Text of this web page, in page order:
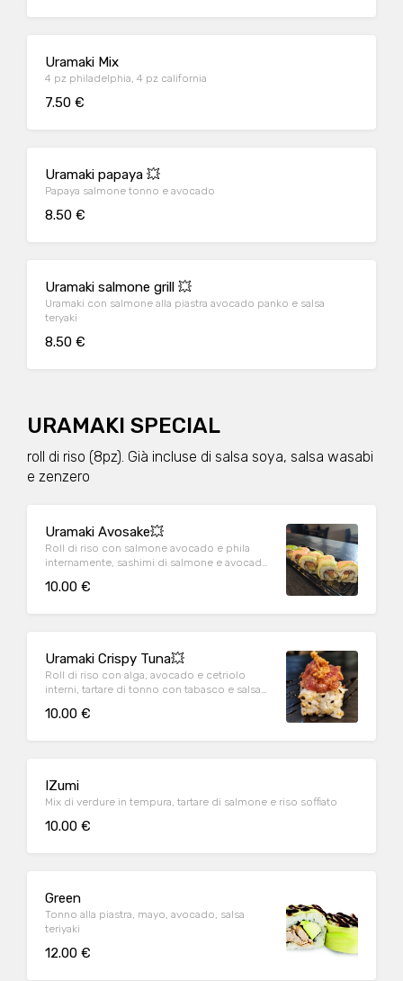
Uramaki Mix
4 pz philadelphia, 4 pz california
7.50 €
Uramaki papaya 💥
Papaya salmone tonno e avocado
8.50 €
Uramaki salmone grill 💥
Uramaki con salmone alla piastra avocado panko e salsa
teryaki
8.50 €
URAMAKI SPECIAL
roll di riso (8pz). Già incluse di salsa soya, salsa wasabi
e zenzero
Uramaki Avosake💥
Roll di riso con salmone avocado e phila
internamente, sashimi di salmone e avocado
10.00 €
Uramaki Crispy Tuna💥
Roll di riso con alga, avocado e cetriolo
interni, tartare di tonno con tabasco e salsa
10.00 €
IZumi
Mix di verdure in tempura, tartare di salmone e riso soffiato
10.00 €
Green
Tonno alla piastra, mayo, avocado, salsa
teriyaki
12.00 €